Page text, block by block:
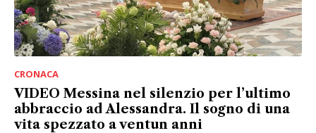
CRONACA
VIDEO Messina nel silenzio per l’ultimo
abbraccio ad Alessandra. Il sogno di una
vita spezzato a ventun anni